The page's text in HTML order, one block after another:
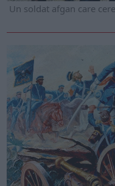
Un soldat afgan care